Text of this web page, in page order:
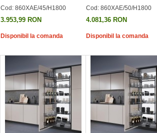
Cod: 860XAE/45/H1800
3.953,99 RON
Disponibil la comanda
Cod: 860XAE/50/H1800
4.081,36 RON
Disponibil la comanda